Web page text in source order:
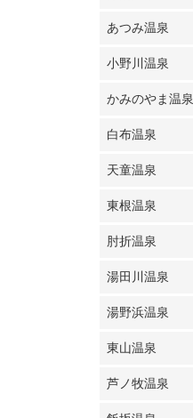
あつみ温泉
小野川温泉
かみのやま温泉
白布温泉
天童温泉
東根温泉
肘折温泉
湯田川温泉
湯野浜温泉
東山温泉
芦ノ牧温泉